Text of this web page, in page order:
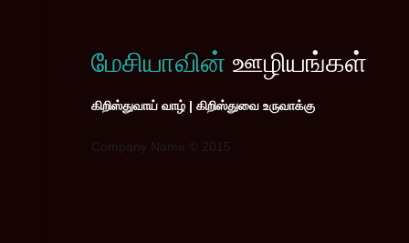
மேசியாவின் ஊழியங்கள்
கிறிஸ்துவாய் வாழ் | கிறிஸ்துவை உருவாக்கு
Company Name © 2015